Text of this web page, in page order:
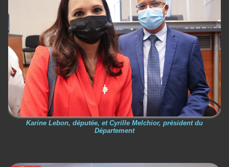
Karine Lebon, députée, et Cyrille Melchior, président du
Département